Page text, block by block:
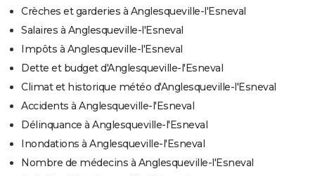
Crèches et garderies à Anglesqueville-l'Esneval
Salaires à Anglesqueville-l'Esneval
Impôts à Anglesqueville-l'Esneval
Dette et budget d'Anglesqueville-l'Esneval
Climat et historique météo d'Anglesqueville-l'Esneval
Accidents à Anglesqueville-l'Esneval
Délinquance à Anglesqueville-l'Esneval
Inondations à Anglesqueville-l'Esneval
Nombre de médecins à Anglesqueville-l'Esneval